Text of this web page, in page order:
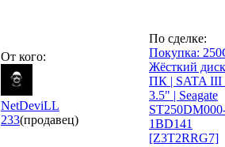
От кого:
NetDeviLL
233(продавец)
По сделке:
Покупка:
Жёсткий
ПК | SATA III
3.5" | Seagate
1BD141
[Z3T2RRG7]